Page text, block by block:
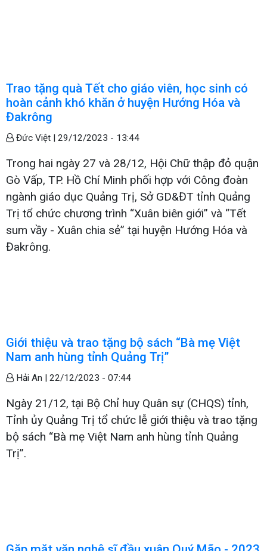
Trao tặng quà Tết cho giáo viên, học sinh có
hoàn cảnh khó khăn ở huyện Hướng Hóa và
Đakrông
Đức Việt | 29/12/2023 - 13:44
Trong hai ngày 27 và 28/12, Hội Chữ thập đỏ quận
Gò Vấp, TP. Hồ Chí Minh phối hợp với Công đoàn
ngành giáo dục Quảng Trị, Sở GD&ĐT tỉnh Quảng
Trị tổ chức chương trình “Xuân biên giới” và “Tết
sum vầy - Xuân chia sẻ” tại huyện Hướng Hóa và
Đakrông.
Giới thiệu và trao tặng bộ sách “Bà mẹ Việt
Nam anh hùng tỉnh Quảng Trị”
Hải An | 22/12/2023 - 07:44
Ngày 21/12, tại Bộ Chỉ huy Quân sự (CHQS) tỉnh,
Tỉnh ủy Quảng Trị tổ chức lễ giới thiệu và trao tặng
bộ sách “Bà mẹ Việt Nam anh hùng tỉnh Quảng
Trị”.